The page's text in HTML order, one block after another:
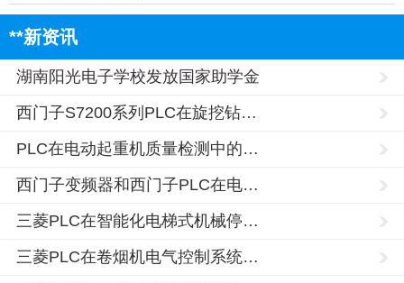
**新资讯
湖南阳光电子学校发放国家助学金
西门子S7200系列PLC在旋挖钻…
PLC在电动起重机质量检测中的…
西门子变频器和西门子PLC在电…
三菱PLC在智能化电梯式机械停…
三菱PLC在卷烟机电气控制系统…